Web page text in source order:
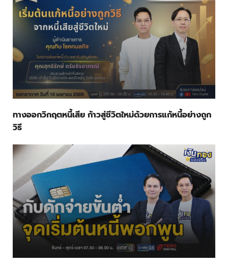
ทางออกวิกฤตหนี้เสีย ก้าวสู่ชีวิตใหม่ด้วยการแก้หนี้อย่างถูก
วิธี